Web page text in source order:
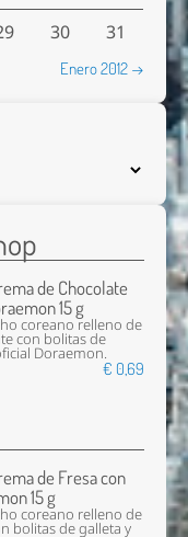
30 31
Enero 2012 →
de Chocolate
15 g
coreano relleno de
con bolitas de
Doraemon.
€ 0,69
de Fresa con
15 g
coreano relleno de
bolitas de galleta y